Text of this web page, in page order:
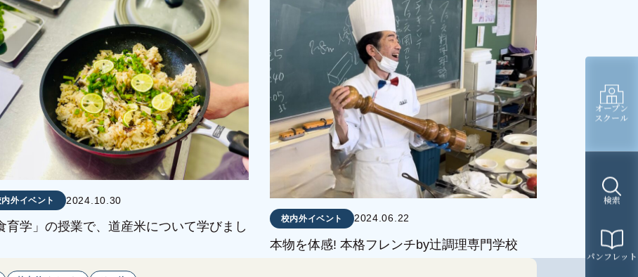
オープン
スクール
検索
パンフレット
内外イベント 2024.10.30
育学」の授業で、道産米について学びまし
校内外イベント 2024.06.22
本物を体感! 本格フレンチby辻調理専門学校